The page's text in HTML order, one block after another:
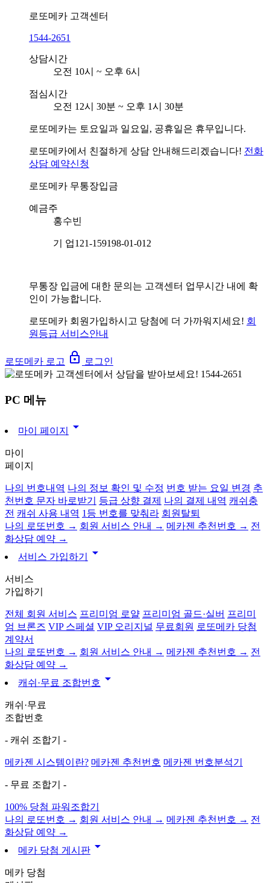
로또메카 고객센터
1544-2651
상담시간
오전 10시 ~ 오후 6시
점심시간
오전 12시 30분 ~ 오후 1시 30분
로또메카는 토요일과 일요일, 공휴일은 휴무입니다.
로또메카에서 친절하게 상담 안내해드리겠습니다! 전화
상담 예약신청
로또메카 무통장입금
예금주
홍수빈
기 업121-159198-01-012
무통장 입금에 대한 문의는 고객센터 업무시간 내에 확
인이 가능합니다.
로또메카 회원가입하시고 당첨에 더 가까워지세요! 회
원등급 서비스안내
로또메카 로고 lock_outline 로그인
PC 메뉴
마이 페이지 arrow_drop_down
마이
페이지
나의 번호내역 나의 정보 확인 및 수정 번호 받는 요일 변경 추
천번호 문자 바로받기
등급 상향 결제 나의 결제 내역 캐쉬충
전 캐쉬 사용 내역 1등 번호를 맞춰라 회원탈퇴
나의 로또번호 → 회원 서비스 안내 → 메카젠 추천번호 → 전
화상담 예약 →
서비스 가입하기
arrow_drop_down
서비스
가입하기
전체 회원 서비스 프리미엄 로얄 프리미엄 골드·실버 프리미
엄 브론즈 VIP 스페셜 VIP 오리지널 무료회원 로또메카 당첨
계약서
나의 로또번호 → 회원 서비스 안내 → 메카젠 추천번호 → 전
화상담 예약 →
캐쉬·무료 조합번호 arrow_drop_down
캐쉬·무료
조합번호
- 캐쉬 조합기 -
메카젠 시스템이란? 메카젠 추천번호 메카젠 번호분석기
- 무료 조합기 -
100% 당첨 파워조합기
나의 로또번호 → 회원 서비스 안내 → 메카젠 추천번호 → 전
화상담 예약 →
메카 당첨 게시판 arrow_drop_down
메카 당첨